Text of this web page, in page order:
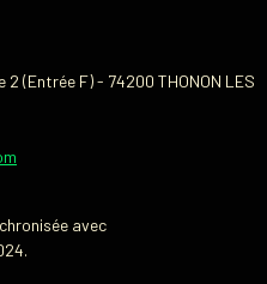
2 (Entrée F) - 74200 THONON LES
avec